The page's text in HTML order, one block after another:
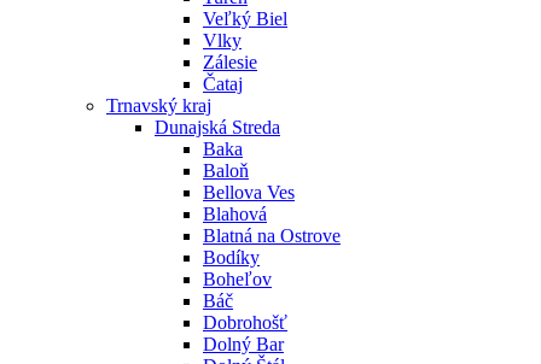
Veľký Biel
Vlky
Zálesie
Čataj
Trnavský kraj
Dunajská Streda
Baka
Baloň
Bellova Ves
Blahová
Blatná na Ostrove
Bodíky
Boheľov
Báč
Dobrohošť
Dolný Bar